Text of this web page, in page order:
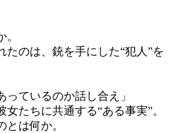
たのは、銃を手にした“犯人”を
っているのか話し合え」
たちに共通する“ある事実”。
とは何か。